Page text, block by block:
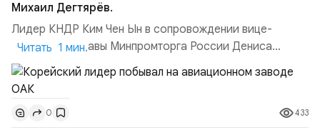
Михаил Дегтярёв.
Лидер КНДР Ким Чен Ын в сопровождении вице-
премьера — главы Минпромторга России Дениса
Мантурова осмотрел авиационные заводы в
Комсомольске-на-Амуре, а также оценил
демонстрационный полет истребителя Су-35,
говорится в сообщении правительства. Поезд Ким
Чен Ына, на котором он направился с визитом в
Читать 1 мин.
0 433